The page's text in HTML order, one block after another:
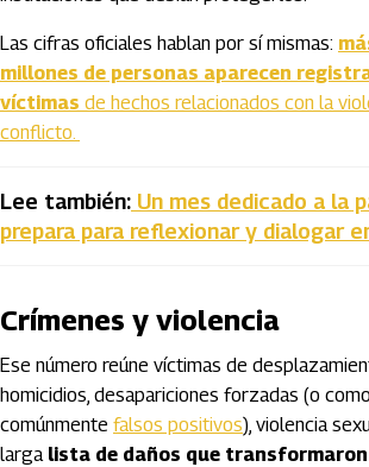
Las cifras oficiales hablan por sí mismas:
millones de personas aparecen
víctimas de hechos relacionados con la
conflicto.
Lee también: Un mes dedicado a la
prepara para reflexionar y dialogar
Crímenes y violencia
Ese número reúne víctimas de
homicidios, desapariciones forzadas (o
comúnmente falsos positivos), violencia
larga lista de daños que